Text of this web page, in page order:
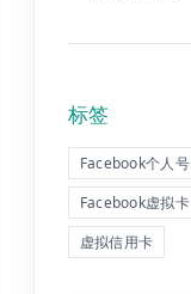
标签
Facebook个人号
Facebook虚拟卡
虚拟信用卡